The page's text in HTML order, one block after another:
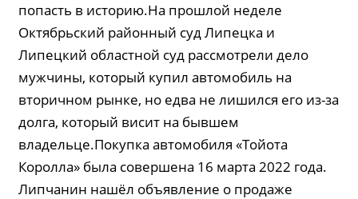
попасть в историю.На прошлой неделе
Октябрьский районный суд Липецка и
Липецкий областной суд рассмотрели дело
мужчины, который купил автомобиль на
вторичном рынке, но едва не лишился его из-за
долга, который висит на бывшем
владельце.Покупка автомобиля «Тойота
Королла» была совершена 16 марта 2022 года.
Липчанин нашёл объявление о продаже